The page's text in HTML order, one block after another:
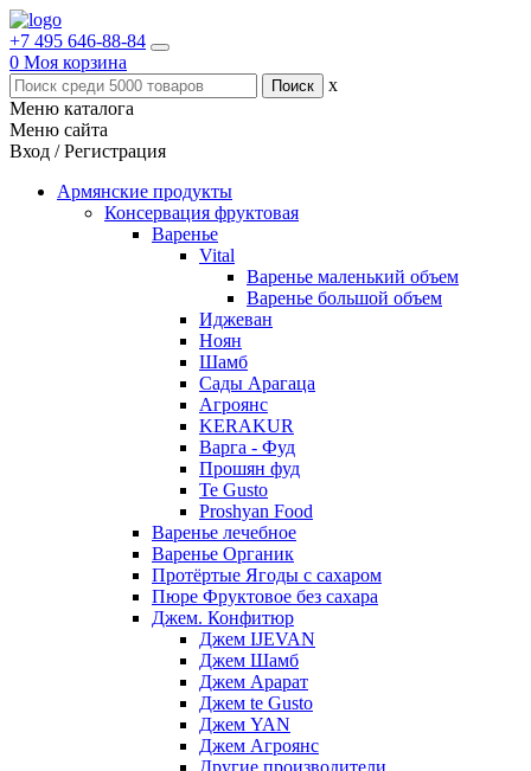
+7 495 646-88-84
0 Моя корзина
x
Меню каталога
Меню сайта
Вход / Регистрация
Армянские продукты
Консервация фруктовая
Варенье
Vital
Варенье маленький объем
Варенье большой объем
Иджеван
Ноян
Шамб
Сады Арагаца
Агроянс
KERAKUR
Варга - Фуд
Прошян фуд
Te Gusto
Proshyan Food
Варенье лечебное
Варенье Органик
Протёртые Ягоды с сахаром
Пюре Фруктовое без сахара
Джем. Конфитюр
Джем IJEVAN
Джем Шамб
Джем Арарат
Джем te Gusto
Джем YAN
Джем Агроянс
Другие производители